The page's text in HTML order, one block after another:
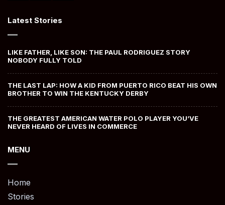
Latest Stories
LIKE FATHER, LIKE SON: THE PAUL RODRIGUEZ STORY
NOBODY FULLY TOLD
THE LAST LAP: HOW A KID FROM PUERTO RICO BEAT HIS OWN
BROTHER TO WIN THE KENTUCKY DERBY
THE GREATEST AMERICAN WATER POLO PLAYER YOU’VE
NEVER HEARD OF LIVES IN COMMERCE
MENU
Home
Stories